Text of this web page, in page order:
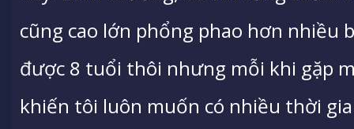
cũng cao lớn phổng phao hơn nhiều
được 8 tuổi thôi nhưng mỗi khi gặp
khiến tôi luôn muốn có nhiều thời